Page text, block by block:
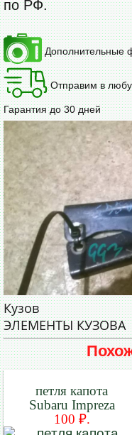
по РФ.
Дополнительные
Отправим в
Гарантия до 30 дней
Кузов
ЭЛЕМЕНТЫ КУЗОВА
петля капота
Subaru Impreza
100 ₽.